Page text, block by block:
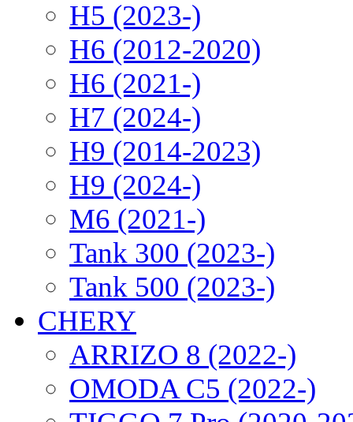
H5 (2023-)
H6 (2012-2020)
H6 (2021-)
H7 (2024-)
H9 (2014-2023)
H9 (2024-)
M6 (2021-)
Tank 300 (2023-)
Tank 500 (2023-)
CHERY
ARRIZO 8 (2022-)
OMODA C5 (2022-)